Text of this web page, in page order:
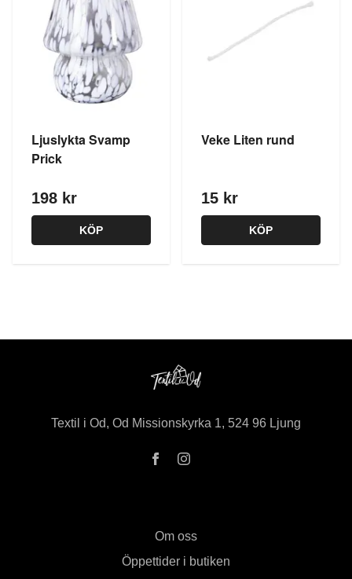
Ljuslykta Svamp
Prick
198 kr
KÖP
Veke Liten rund
15 kr
KÖP
Textil i Od, Od Missionskyrka 1, 524 96 Ljung
Om oss
Öppettider i butiken